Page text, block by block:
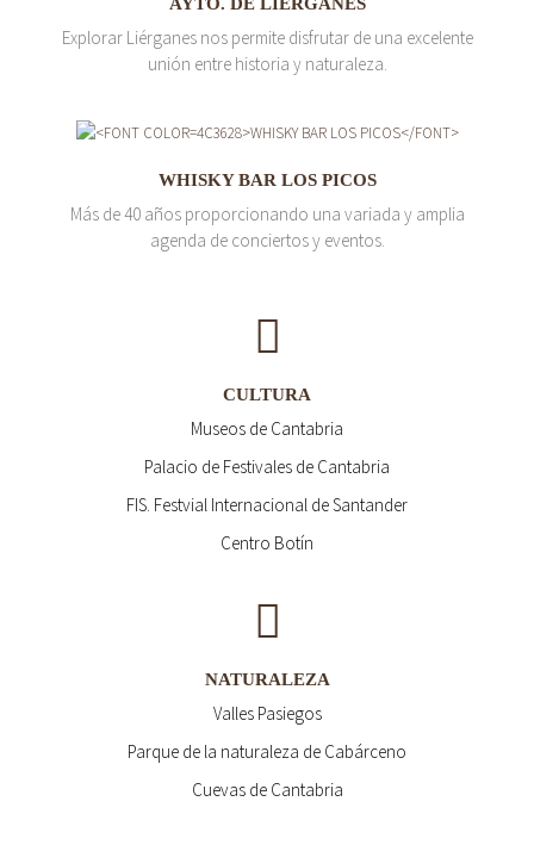
Explorar Liérganes nos permite disfrutar de una excelente
unión entre historia y naturaleza.
WHISKY BAR LOS PICOS
Más de 40 años proporcionando una variada y amplia
agenda de conciertos y eventos.
CULTURA
Museos de Cantabria
Palacio de Festivales de Cantabria
FIS. Festvial Internacional de Santander
Centro Botín
NATURALEZA
Valles Pasiegos
Parque de la naturaleza de Cabárceno
Cuevas de Cantabria